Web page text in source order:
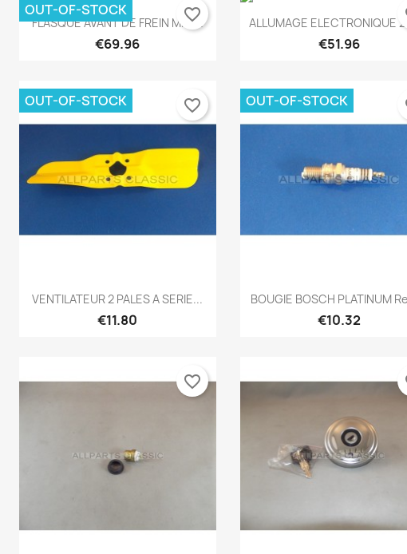
Quick view
FLASQUE AVANT DE FREIN MINI...
€69.96
OUT-OF-STOCK favorite_border Quick view
ALLUMAGE ELECTRONIQUE
€51.96
 Quick view
VENTILATEUR 2 PALES A SERIE...
€11.80
OUT-OF-STOCK favorite_border
Quick view
BOUGIE BOSCH PLATINUM
€10.32
OUT-OF-STOCK
favorite_border